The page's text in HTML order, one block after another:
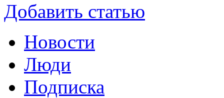
Добавить статью
Новости
Люди
Подписка